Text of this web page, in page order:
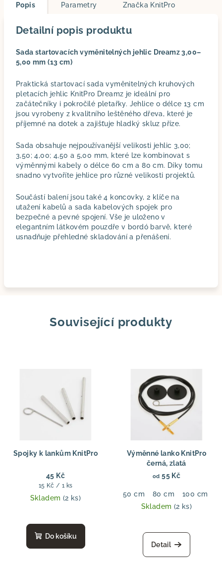
Popis Parametry Značka KnitPro
Detailní popis produktu
Sada startovacích vyměnitelných jehlic Dreamz 3,00–
5,00 mm (13 cm)
Praktická startovací sada vyměnitelných kruhových
pletacích jehlic KnitPro Dreamz je ideální pro
začátečníky i pokročilé pletařky. Jehlice o délce 13 cm
jsou vyrobeny z kvalitního leštěného dřeva, které je
příjemné na dotek a zajišťuje hladký skluz příze.
Sada obsahuje nejpoužívanější velikosti jehlic 3,00;
3,50; 4,00; 4,50 a 5,00 mm, které lze kombinovat s
výměnnými kabely o délce 60 cm a 80 cm. Díky tomu
snadno vytvoříte jehlice pro různé velikosti projektů.
Součástí balení jsou také 4 koncovky, 2 klíče na
utažení kabelů a sada kabelových spojek pro
bezpečné a pevné spojení. Vše je uloženo v
elegantním látkovém pouzdře v bordó barvě, které
usnadňuje přehledné skladování a přenášení.
Související produkty
Spojky k lankům KnitPro
45 Kč
Měrná
cena:
15 Kč / 1 ks
Skladem (2 ks)
Do košíku
Výměnné lanko KnitPro
černá, zlatá
od 55 Kč
50 cm 80 cm 100 cm
Skladem (2 ks)
Detail